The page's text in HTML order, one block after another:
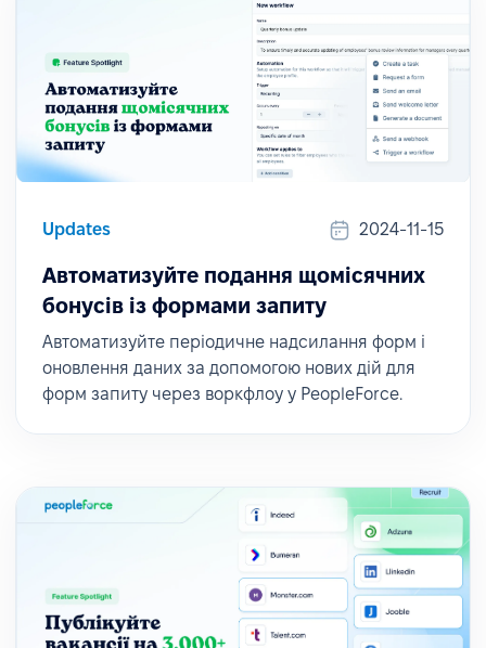
Updates 2024-11-15
Автоматизуйте подання щомісячних
бонусів із формами запиту
Автоматизуйте періодичне надсилання форм і
оновлення даних за допомогою нових дій для
форм запиту через воркфлоу у PeopleForce.